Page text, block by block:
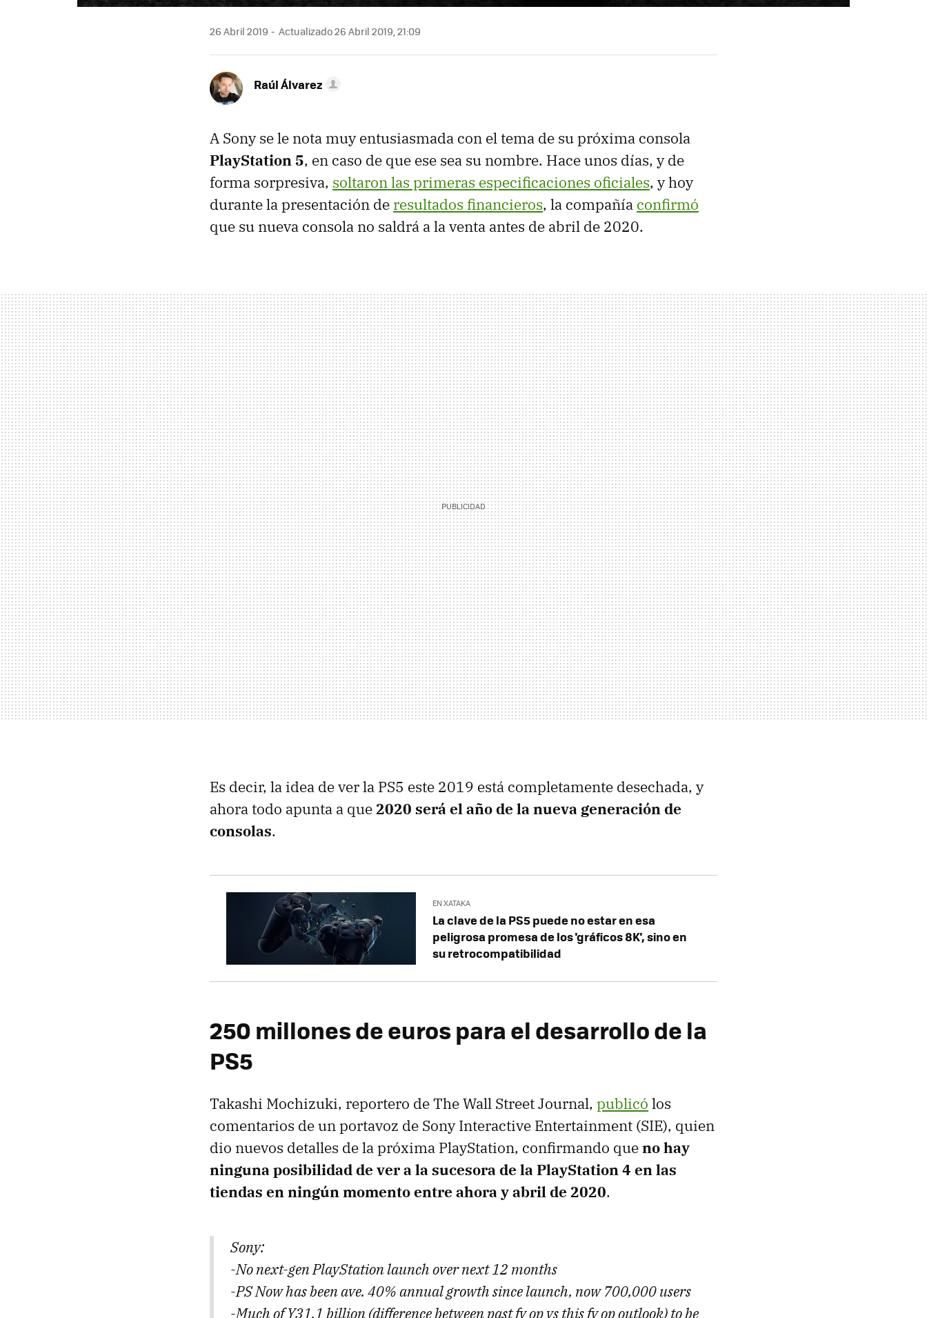
26 Abril 2019 Actualizado 26 Abril 2019, 21:09
Raúl Álvarez
A Sony se le nota muy entusiasmada con el tema de su próxima consola
PlayStation 5, en caso de que ese sea su nombre. Hace unos días, y de
forma sorpresiva, soltaron las primeras especificaciones oficiales, y hoy
durante la presentación de resultados financieros, la compañía confirmó
que su nueva consola no saldrá a la venta antes de abril de 2020.
Es decir, la idea de ver la PS5 este 2019 está completamente desechada, y
ahora todo apunta a que2020 será el año de la nueva generación de
consolas.
EN XATAKA
La clave de la PS5 puede no estar en esa
peligrosa promesa de los 'gráficos 8K', sino en
su retrocompatibilidad
250 millones de euros para el desarrollo de la
PS5
Takashi Mochizuki, reportero de The Wall Street Journal, publicó los
comentarios de un portavoz de Sony Interactive Entertainment (SIE), quien
dio nuevos detalles de la próxima PlayStation, confirmando queno hay
ninguna posibilidad de ver a la sucesora de la PlayStation 4 en las
tiendas en ningún momento entre ahora y abril de 2020.
Sony:
-No next-gen PlayStation launch over next 12 months
-PS Now has been ave. 40% annual growth since launch, now 700,000 users
-Much of Y31.1 billion (difference between past fy op vs this fy op outlook) to be